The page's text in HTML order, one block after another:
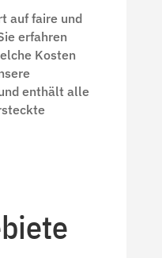
auf faire und
erfahren
Kosten
enthält alle